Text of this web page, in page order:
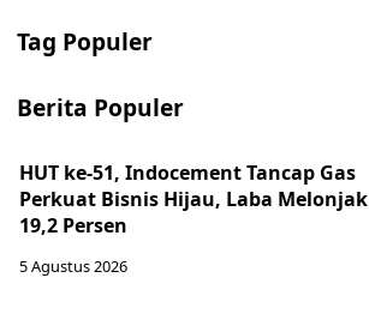
Tag Populer
Berita Populer
HUT ke-51, Indocement Tancap Gas
Perkuat Bisnis Hijau, Laba Melonjak
19,2 Persen
5 Agustus 2026